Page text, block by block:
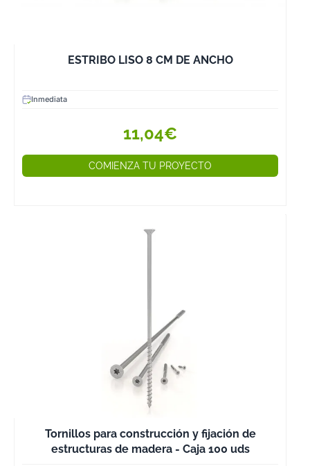
ESTRIBO LISO 8 CM DE ANCHO
Inmediata
11,04€
COMIENZA TU PROYECTO
Tornillos para construcción y fijación de
estructuras de madera - Caja 100 uds